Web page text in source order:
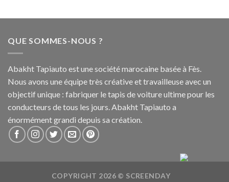
QUE SOMMES-NOUS ?
Abakht Tapiauto est une société marocaine basée à Fès.
Nous avons une équipe très créative et travailleuse avec un
objectif unique : fabriquer le tapis de voiture ultime pour les
conducteurs de tous les jours. Abakht Tapiauto a
énormément grandi depuis sa création.
COPYRIGHT 2026 © SCREENDAY